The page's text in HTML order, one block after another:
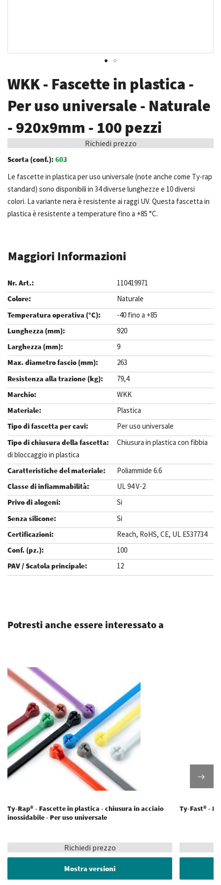
all'inizio
della
galleria
immagini
WKK - Fascette in plastica -
Per uso universale - Naturale
- 920x9mm - 100 pezzi
Richiedi prezzo
Scorta (conf.): 603
Le fascette in plastica per uso universale (note anche come Ty-rap
standard) sono disponibili in 34 diverse lunghezze e 10 diversi
colori. La variante nera è resistente ai raggi UV. Questa fascetta in
plastica è resistente a temperature fino a +85 °C.
Maggiori Informazioni
110419971
Naturale
-40 fino a +85
920
9
263
79,4
WKK
Plastica
Per uso universale
Chiusura in plastica con fibbia
di bloccaggio in plastica
Poliammide 6.6
UL 94 V-2
Si
Si
Reach, RoHS, CE, UL E537734
100
12
Potresti anche essere interessato a
Ty-Rap® - Fascette in plastica - chiusura in acciaio
inossidabile - Per uso universale
Richiedi prezzo
Mostra versioni
Ty-Fast® -